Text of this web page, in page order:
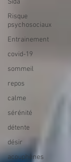
Sida
Risque
psychosociaux
Entrainement
covid-19
sommeil
repos
calme
sérénité
détente
désir
acouphènes